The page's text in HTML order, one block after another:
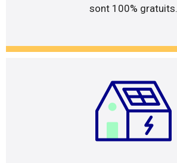
sont 100% gratuits.